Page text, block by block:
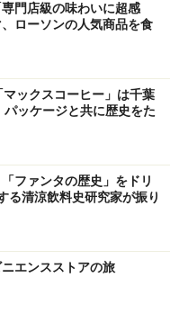
なので意外にペロリ
ヒットのいろん
の方はぜひ食べてみ
というシンプルな組
わい。さらに、「ト
、なんとなく「マリ
専門店級の味わいに超感
ローソンの人気商品を食
マックスコーヒー」は千葉
ッケージと共に歴史をた
ファンタの歴史」をドリ
る清涼飲料史研究家が振り
エンスストアの旅